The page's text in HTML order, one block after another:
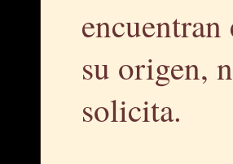
su origen,
solicita.